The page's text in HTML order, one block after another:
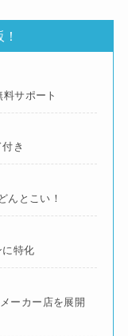
サポート
き
んとこい！
特化
ーカー店を展開